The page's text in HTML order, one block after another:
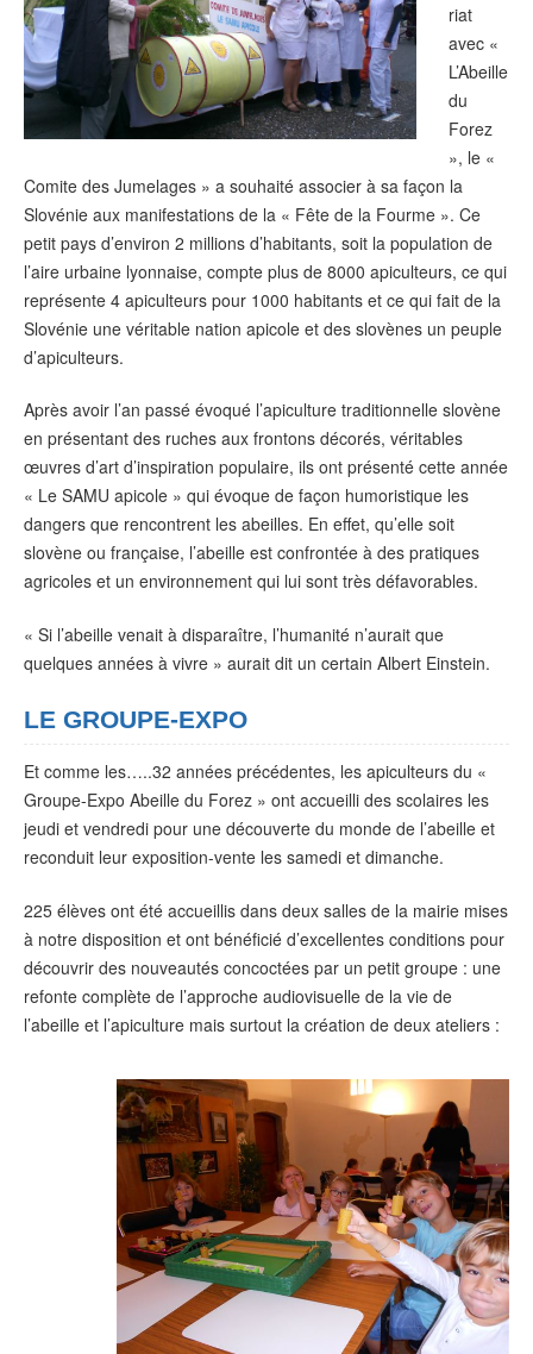
riat
avec «
L’Abeille
du
Forez
», le «
Comite des Jumelages » a souhaité associer à sa façon la
Slovénie aux manifestations de la « Fête de la Fourme ». Ce
petit pays d’environ 2 millions d’habitants, soit la population de
l’aire urbaine lyonnaise, compte plus de 8000 apiculteurs, ce qui
représente 4 apiculteurs pour 1000 habitants et ce qui fait de la
Slovénie une véritable nation apicole et des slovènes un peuple
d’apiculteurs.
Après avoir l’an passé évoqué l’apiculture traditionnelle slovène
en présentant des ruches aux frontons décorés, véritables
œuvres d’art d’inspiration populaire, ils ont présenté cette année
« Le SAMU apicole » qui évoque de façon humoristique les
dangers que rencontrent les abeilles. En effet, qu’elle soit
slovène ou française, l’abeille est confrontée à des pratiques
agricoles et un environnement qui lui sont très défavorables.
« Si l’abeille venait à disparaître, l’humanité n’aurait que
quelques années à vivre » aurait dit un certain Albert Einstein.
LE GROUPE-EXPO
Et comme les…..32 années précédentes, les apiculteurs du «
Groupe-Expo Abeille du Forez » ont accueilli des scolaires les
jeudi et vendredi pour une découverte du monde de l’abeille et
reconduit leur exposition-vente les samedi et dimanche.
225 élèves ont été accueillis dans deux salles de la mairie mises
à notre disposition et ont bénéficié d’excellentes conditions pour
découvrir des nouveautés concoctées par un petit groupe : une
refonte complète de l’approche audiovisuelle de la vie de
l’abeille et l’apiculture mais surtout la création de deux ateliers :